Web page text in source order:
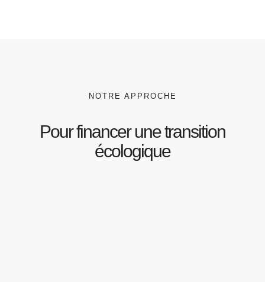
NOTRE APPROCHE
Pour financer une transition
écologique